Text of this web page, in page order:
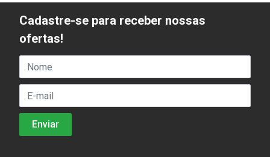
Cadastre-se para receber nossas
ofertas!